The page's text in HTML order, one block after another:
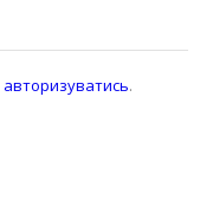
авторизуватись.